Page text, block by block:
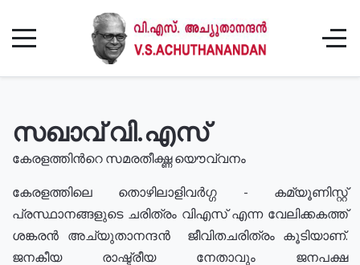
സഖാവ് വി.എസ്
കേരളത്തിൻറെ സമരതീക്ഷ്ണ യൌവ്വനം
കേരളത്തിലെ തൊഴിലാളിവർഗ്ഗ - കമ്യൂണിസ്റ്റ്
പ്രസ്ഥാനങ്ങളുടെ ചരിത്രം വിഎസ് എന്ന വേലിക്കകത്ത്
ശങ്കരൻ അച്യുതാനന്ദൻ ജീവിതചരിത്രം കൂടിയാണ്.
ജനകീയ രാഷ്ട്രീയ നേതാവും ജനപക്ഷ